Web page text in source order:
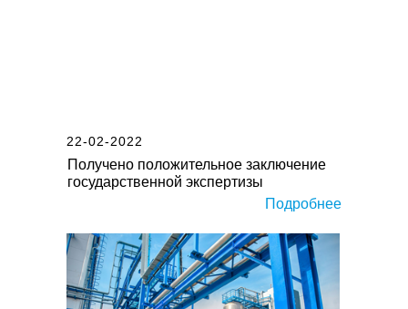
Получено положительное заключение
государственной экспертизы
Подробнее
22-02-2022